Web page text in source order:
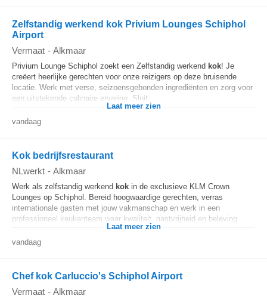
Zelfstandig werkend kok Privium Lounges Schiphol
Airport
Vermaat - Alkmaar
Privium Lounge Schiphol zoekt een Zelfstandig werkend kok! Je
creëert heerlijke gerechten voor onze reizigers op deze bruisende
locatie. Werk met verse, seizoensgebonden ingrediënten en zorg voor
een uitstekende culinaire ervaring. Sluit...
Laat meer zien
vandaag
Kok bedrijfsrestaurant
NLwerkt - Alkmaar
Werk als zelfstandig werkend kok in de exclusieve KLM Crown
Lounges op Schiphol. Bereid hoogwaardige gerechten, verras
internationale gasten met jouw vakmanschap en werk in een
professioneel keukenteam waar kwaliteit, gastvrijheid en beleving...
Laat meer zien
vandaag
Chef kok Carluccio's Schiphol Airport
Vermaat - Alkmaar